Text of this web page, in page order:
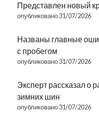
Представлен новый
опубликовано 31/07/2026
Названы главные
с пробегом
опубликовано 31/07/2026
Эксперт рассказал о
зимних шин
опубликовано 31/07/2026